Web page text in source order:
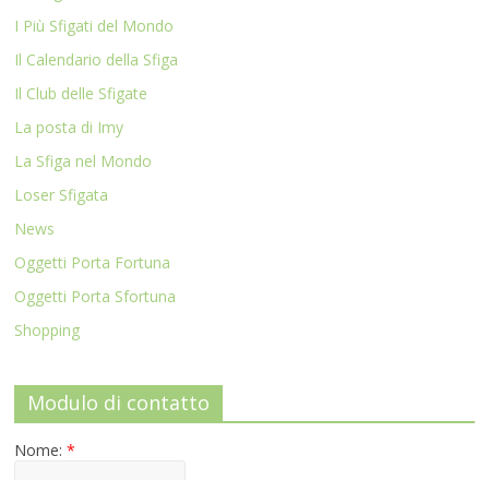
I Più Sfigati del Mondo
Il Calendario della Sfiga
Il Club delle Sfigate
La posta di Imy
La Sfiga nel Mondo
Loser Sfigata
News
Oggetti Porta Fortuna
Oggetti Porta Sfortuna
Shopping
Modulo di contatto
Nome:*